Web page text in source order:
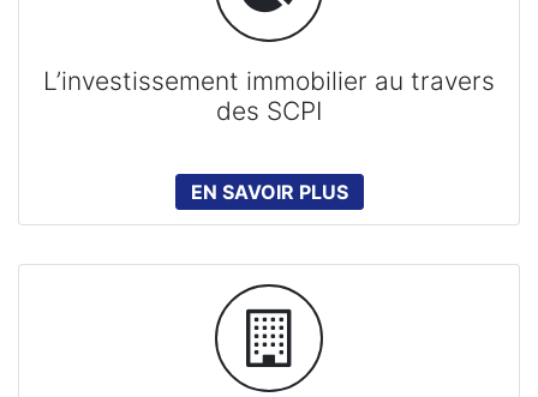
L’investissement immobilier au travers
des SCPI
EN SAVOIR PLUS